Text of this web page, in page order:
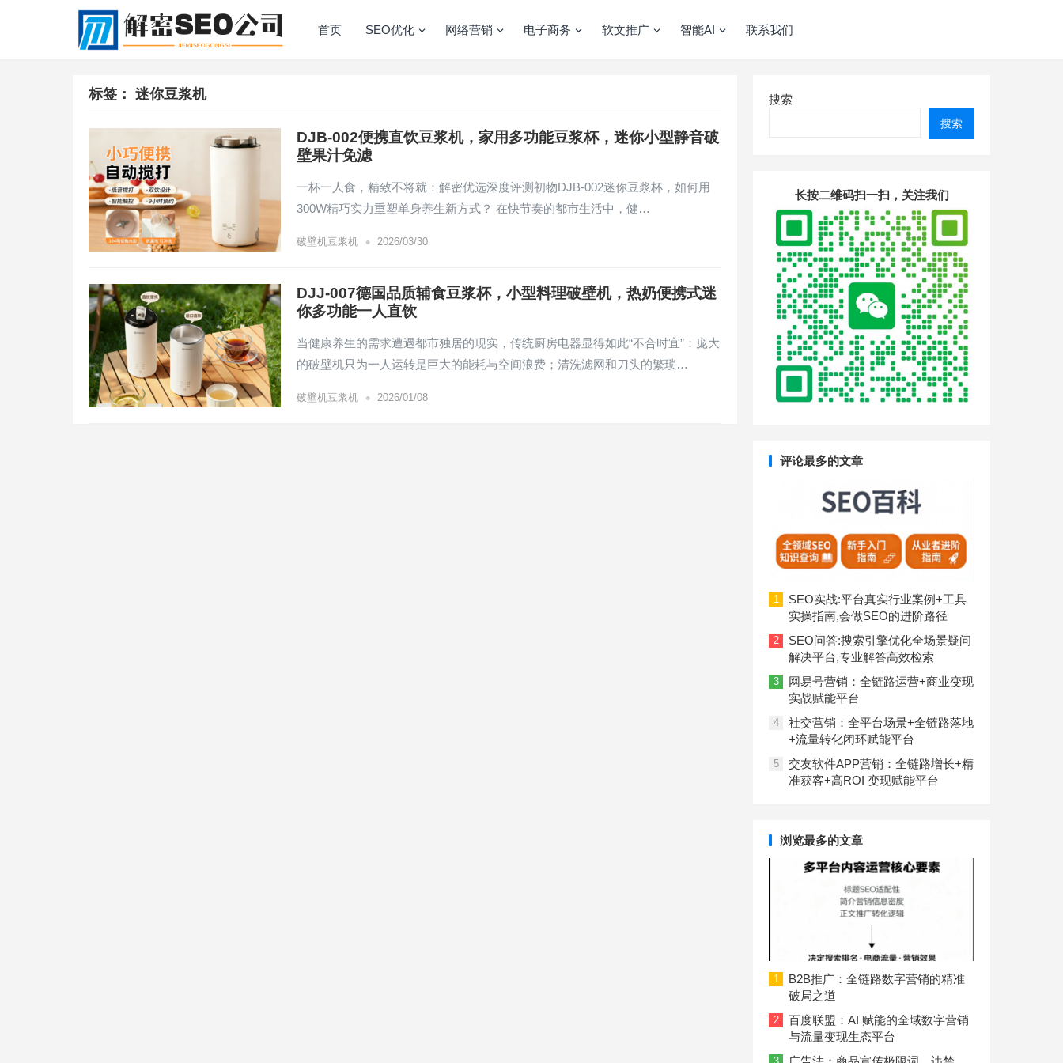
首页 SEO优化 网络营销 电子商务 软文推广 智能AI 联系我们
标签： 迷你豆浆机
DJB-002便携直饮豆浆机，家用多功能豆浆杯，迷你小型静音破
壁果汁免滤
一杯一人食，精致不将就：解密优选深度评测初物DJB-002迷你豆浆杯，如何用
300W精巧实力重塑单身养生新方式？ 在快节奏的都市生活中，健…
破壁机豆浆机 • 2026/03/30
DJJ-007德国品质辅食豆浆杯，小型料理破壁机，热奶便携式迷
你多功能一人直饮
当健康养生的需求遭遇都市独居的现实，传统厨房电器显得如此“不合时宜”：庞大
的破壁机只为一人运转是巨大的能耗与空间浪费；清洗滤网和刀头的繁琐…
破壁机豆浆机 • 2026/01/08
搜索
搜索
长按二维码扫一扫，关注我们
评论最多的文章
1
SEO实战:平台真实行业案例+工具
实操指南,会做SEO的进阶路径
2
SEO问答:搜索引擎优化全场景疑问
解决平台,专业解答高效检索
3
网易号营销：全链路运营+商业变现
实战赋能平台
4
社交营销：全平台场景+全链路落地
+流量转化闭环赋能平台
5
交友软件APP营销：全链路增长+精
准获客+高ROI 变现赋能平台
浏览最多的文章
1
B2B推广：全链路数字营销的精准
破局之道
2
百度联盟：AI 赋能的全域数字营销
与流量变现生态平台